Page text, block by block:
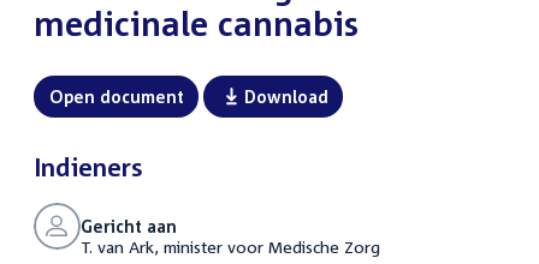
medicinale cannabis
Open document Download
Indieners
Gericht aan
T. van Ark, minister voor Medische Zorg